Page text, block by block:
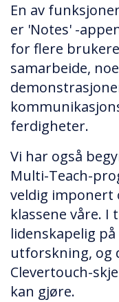
En av
er 'Notes' -
for flere
samarbeide,
ferdigheter.
Vi har også
Multi-Teach-
veldig imponert
klassene våre. I
lidenskapelig
utforskning, og
Clevertouch-
kan gjøre.